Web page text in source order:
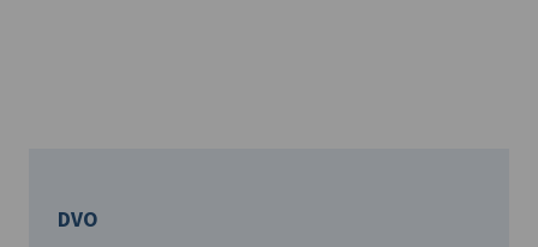
DVO